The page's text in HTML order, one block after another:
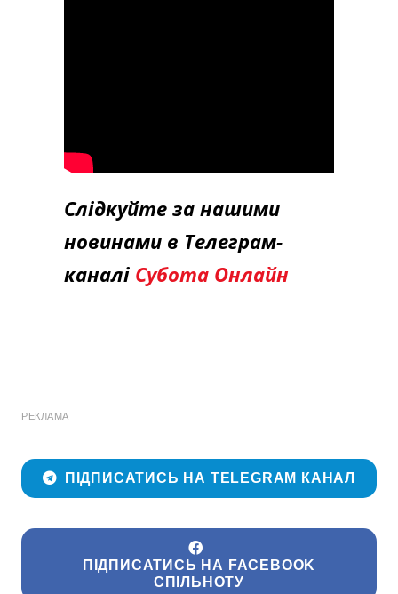
Слідкуйте за нашими
новинами в Телеграм-
каналі Субота Онлайн
РЕКЛАМА
ПІДПИСАТИСЬ НА TELEGRAM КАНАЛ
ПІДПИСАТИСЬ НА FACEBOOK
СПІЛЬНОТУ